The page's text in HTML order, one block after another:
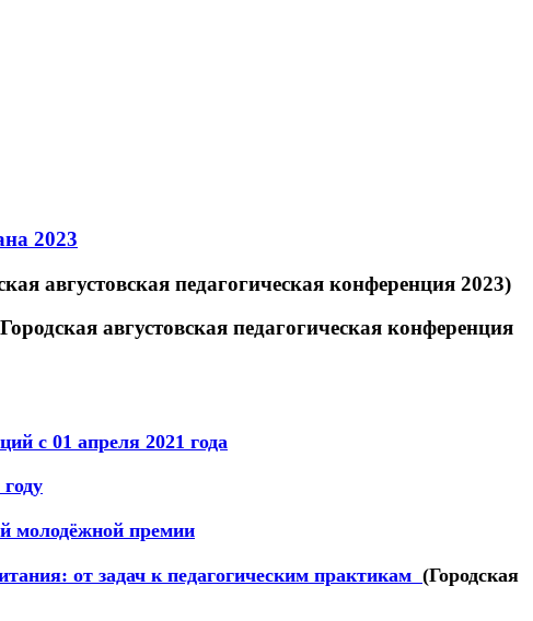
2023
августовская педагогическая конференция 2023)
августовская педагогическая конференция
с 01 апреля 2021 года
молодёжной премии
от задач к педагогическим практикам (Городская